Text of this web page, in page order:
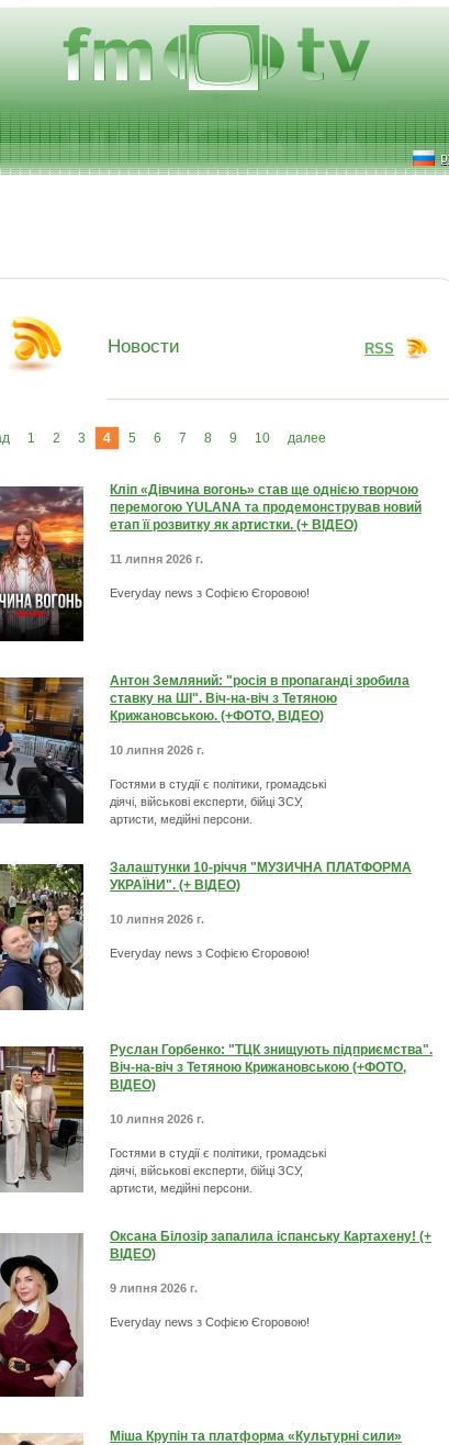
Новости RSS
1 2 3 4 5 6 7 8 9 10 далее
Кліп «Дівчина вогонь» став ще однією творчою
перемогою YULANA та продемонстрував новий
етап її розвитку як артистки. (+ ВІДЕО)
11 липня 2026 г.
Everyday news з Софією Єгоровою!
Антон Земляний: "росія в пропаганді зробила
ставку на ШІ". Віч-на-віч з Тетяною
Крижановською. (+ФОТО, ВІДЕО)
10 липня 2026 г.
Гостями в студії є політики, громадські
діячі, військові експерти, бійці ЗСУ,
артисти, медійні персони.
Залаштунки 10-річчя "МУЗИЧНА ПЛАТФОРМА
УКРАЇНИ". (+ ВІДЕО)
10 липня 2026 г.
Everyday news з Софією Єгоровою!
Руслан Горбенко: "ТЦК знищують підприємства".
Віч-на-віч з Тетяною Крижановською (+ФОТО,
ВІДЕО)
10 липня 2026 г.
Гостями в студії є політики, громадські
діячі, військові експерти, бійці ЗСУ,
артисти, медійні персони.
Оксана Білозір запалила іспанську Картахену! (+
ВІДЕО)
9 липня 2026 г.
Everyday news з Софією Єгоровою!
Міша Крупін та платформа «Культурні сили»